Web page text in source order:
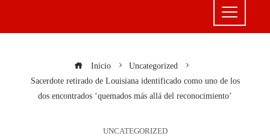
Inicio
Uncategorized
Sacerdote retirado de Louisiana identificado como uno de los
dos encontrados ‘quemados más allá del reconocimiento’
UNCATEGORIZED